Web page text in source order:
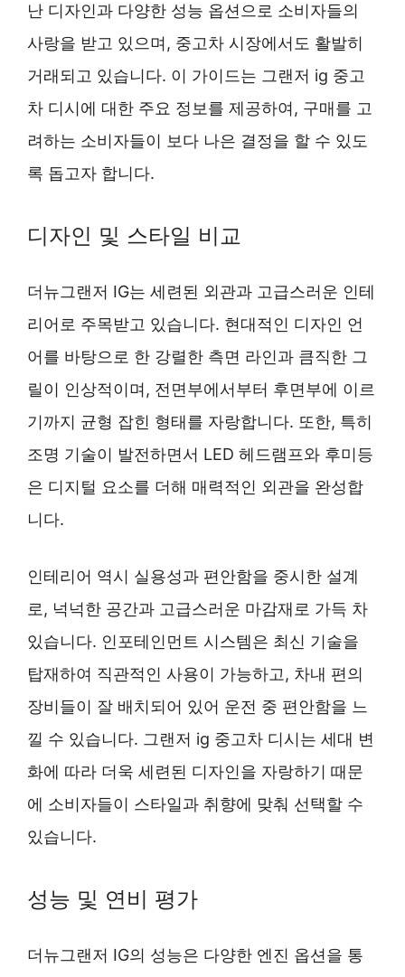
난 디자인과 다양한 성능 옵션으로 소비자들의
사랑을 받고 있으며, 중고차 시장에서도 활발히
거래되고 있습니다. 이 가이드는 그랜저 ig 중고
차 디시에 대한 주요 정보를 제공하여, 구매를 고
려하는 소비자들이 보다 나은 결정을 할 수 있도
록 돕고자 합니다.
디자인 및 스타일 비교
더뉴그랜저 IG는 세련된 외관과 고급스러운 인테
리어로 주목받고 있습니다. 현대적인 디자인 언
어를 바탕으로 한 강렬한 측면 라인과 큼직한 그
릴이 인상적이며, 전면부에서부터 후면부에 이르
기까지 균형 잡힌 형태를 자랑합니다. 또한, 특히
조명 기술이 발전하면서 LED 헤드램프와 후미등
은 디지털 요소를 더해 매력적인 외관을 완성합
니다.
인테리어 역시 실용성과 편안함을 중시한 설계
로, 넉넉한 공간과 고급스러운 마감재로 가득 차
있습니다. 인포테인먼트 시스템은 최신 기술을
탑재하여 직관적인 사용이 가능하고, 차내 편의
장비들이 잘 배치되어 있어 운전 중 편안함을 느
낄 수 있습니다. 그랜저 ig 중고차 디시는 세대 변
화에 따라 더욱 세련된 디자인을 자랑하기 때문
에 소비자들이 스타일과 취향에 맞춰 선택할 수
있습니다.
성능 및 연비 평가
더뉴그랜저 IG의 성능은 다양한 엔진 옵션을 통